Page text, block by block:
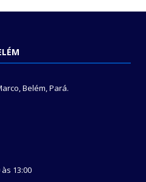
Belém, Pará.
13:00